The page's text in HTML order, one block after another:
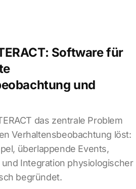
Software für
und
das zentrale Problem
Verhaltensbeobachtung löst:
überlappende Events,
Integration physiologischer
begründet.